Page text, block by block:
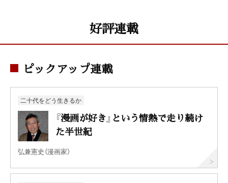
好評連載
ピックアップ連載
二十代をどう生きるか
『漫画が好き』という情熱で走り続け
た半世紀
弘兼憲史（漫画家）